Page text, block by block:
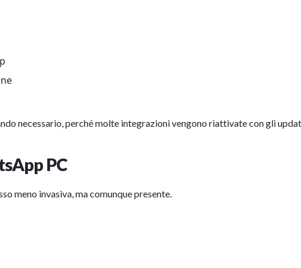
necessario, perché molte integrazioni vengono riattivate con gli
PC
meno invasiva, ma comunque presente.